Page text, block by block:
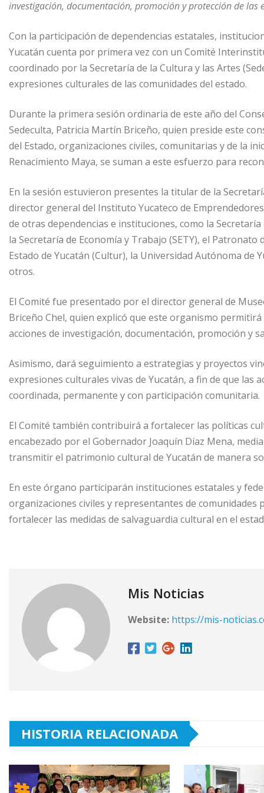
investigación, documentación, promoción y protección de las
Con la participación de dependencias estatales,
Yucatán cuenta por primera vez con un Comité
coordinado por la Secretaría de la Cultura y las Artes
expresiones culturales de las comunidades del estado.
Durante la primera sesión ordinaria de este año del
Sedeculta, Patricia Martín Briceño, quien preside este
del Estado, organizaciones civiles, comunitarias y de la
Renacimiento Maya, se suman a este esfuerzo para
En la sesión estuvieron presentes la titular de la
director general del Instituto Yucateco de
de otras dependencias e instituciones, como la
la Secretaría de Economía y Trabajo (SETY), el
Estado de Yucatán (Cultur), la Universidad Autónoma de
otros.
El Comité fue presentado por el director general de
Briceño Chel, quien explicó que este organismo
acciones de investigación, documentación, promoción y
Asimismo, dará seguimiento a estrategias y proyectos
expresiones culturales vivas de Yucatán, a fin de que las
coordinada, permanente y con participación comunitaria.
El Comité también contribuirá a fortalecer las políticas
encabezado por el Gobernador Joaquín Díaz Mena,
transmitir el patrimonio cultural de Yucatán de manera
En este órgano participarán instituciones estatales y
organizaciones civiles y representantes de
fortalecer las medidas de salvaguardia cultural en el
Mis Noticias
Website: https://mis-
HISTORIA RELACIONADA